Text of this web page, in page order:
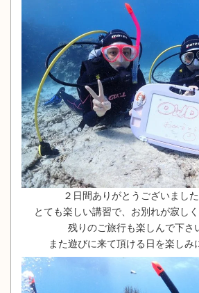
２日間ありがとうございまし
とても楽しい講習で、お別れが寂し
残りのご旅行も楽しんで下さ
また遊びに来て頂ける日を楽しみ